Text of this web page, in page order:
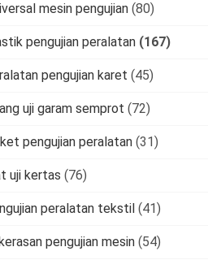
mesin pengujian (80)
pengujian peralatan (167)
pengujian karet (45)
uji garam semprot (72)
pengujian peralatan (31)
uji kertas (76)
peralatan tekstil (41)
pengujian mesin (54)